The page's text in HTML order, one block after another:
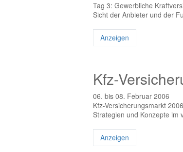
Tag 3: Gewerbliche
Sicht der Anbieter und der
Anzeigen
Kfz-
06. bis 08. Februar 2006
Kfz-Versicherungsmarkt
Strategien und Konzepte im
Anzeigen